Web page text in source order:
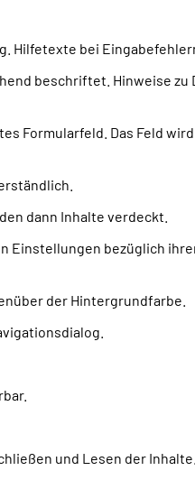
Hilfetexte bei
beschriftet. Hinweise
Das Feld
dann Inhalte verdeckt.
bezüglich
der Hintergrundfarbe.
und Lesen der Inhalte.